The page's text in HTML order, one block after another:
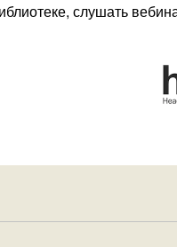
слушать